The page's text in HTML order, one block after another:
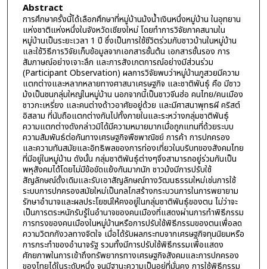
Abstract
การศึกษาครั้งนี้ได้เลือกศึกษาที่หมู่บ้านม้งน้ำเงินหนึ่งหมู่บ้าน ในอุทยาน
แห่งชาติแห่งหนึ่งในจังหวัดเชียงใหม่ โดยทำการวิจัยภาคสนามใน
หมู่บ้านเป็นระยะเวลา 1 ปี ซึ่งเป็นการใช้ชีวิตร่วมกับชาวบ้านในหมู่บ้าน
และใช้วิธีการวิจัยเก็บข้อมูลจากเอกสารชั้นต้น เอกสารชั้นรอง การ
สัมภาษณ์อย่างเจาะลึก และการสังเกตการณ์อย่างมีส่วนร่วม
(Participant Observation) ผลการวิจัยพบว่าหมู่บ้านภูสวยมีความ
แตกต่างและหลากหลายทางศาสนาเศรษฐกิจ และชาติพันธุ์ คือ มีชาว
ม้งเป็นชนกลุ่มใหญ่ในหมู่บ้าน นอกจากนี้เป็นชาวจีนฮ่อ คนไทย/คนเมือง
ชาวกะเหรี่ยง และคนต่างด้าวอาศัยอยู่ด้วย และมีศาสนาพุทธผี คริสต์
อิสลาม ที่นับถือแตกต่างกันไปทั้งภายในและระหว่างกลุ่มชาติพันธุ์
ความแตกต่างดังกล่าวมิได้มีความหมายมากเมื่อถูกแทนที่ด้วยระบบ
ความสัมพันธ์ต่อกันทางเศรษฐกิจพืชพาณิชย์ การค้า การปกครอง
และความทันสมัยและอิทธิพลของการท่องเที่ยวในบริบทของสังคมไทย
ที่มีอยู่ในหมู่บ้าน ดังนั้น กลุ่มชาติพันธุ์ต่างๆจึงสามารถอยู่ร่วมกันเป็น
พหุสังคมได้โดยไม่มีข้อขัดแย้งกันมากนัก ชาวม้งมีการปรับใช้
สัญลักษณ์ดั้งเดิมและรับเอาสัญลักษณ์ทางวัฒนธรรมใหม่เช่นการใช้
ระบบการปกครองสมัยใหม่เป็นกลไกสร้างกระบวนการในการพยายาม
รักษาอำนาจและผลประโยชน์ให้คงอยู่ในกลุ่มชาติพันธุ์ของตน ไม่ว่าจะ
เป็นการตระหนักรับรู้ในอำนาจของคนเมืองที่แสดงผ่านการทำพิธีกรรม
การทรงของคนเมืองในหมู่บ้านหรือการปรับใช้พิธีกรรมของตนเพื่อลด
ความวิตกกังวลทางจิตใจ เมื่อได้รับผลกระทบจากเศรษฐกิจทุนนิยมหรือ
การกระทำของอำนาจรัฐ รวมทั้งมีการปรับใช้พิธีกรรมเพื่อแสดง
ศักยภาพในการเข้าถึงทรัพยากรทางเศรษฐกิจสังคมและการปกครอง
ของไทยได้ในระดับหนึ่ง จนมีฐานะความเป็นอยู่ที่มั่นคง การใช้พิธีกรรม